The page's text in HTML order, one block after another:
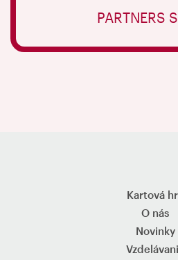
PARTNERS
Kartová
O nás
Novinky